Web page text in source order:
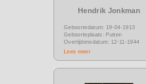
Hendrik Jonkman
Geboortedatum: 19-04-1913
Geboorteplaats: Putten
Overlijdensdatum: 12-11-1944
Lees meer